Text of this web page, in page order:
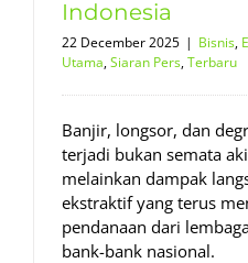
Indonesia
22 December 2025 | Bisnis,
Utama,Siaran Pers,Terbaru
Banjir, longsor, dan
terjadi bukan semata
melainkan dampak
ekstraktif yang terus
pendanaan dari
bank-bank nasional.